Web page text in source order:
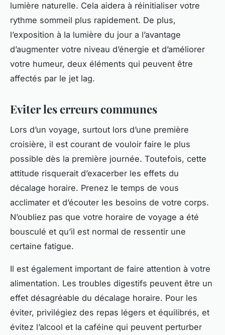
lumière naturelle. Cela aidera à réinitialiser votre
rythme sommeil plus rapidement. De plus,
l’exposition à la lumière du jour a l’avantage
d’augmenter votre niveau d’énergie et d’améliorer
votre humeur, deux éléments qui peuvent être
affectés par le jet lag.
Eviter les erreurs communes
Lors d’un voyage, surtout lors d’une première
croisière, il est courant de vouloir faire le plus
possible dès la première journée. Toutefois, cette
attitude risquerait d’exacerber les effets du
décalage horaire. Prenez le temps de vous
acclimater et d’écouter les besoins de votre corps.
N’oubliez pas que votre horaire de voyage a été
bousculé et qu’il est normal de ressentir une
certaine fatigue.
Il est également important de faire attention à votre
alimentation. Les troubles digestifs peuvent être un
effet désagréable du décalage horaire. Pour les
éviter, privilégiez des repas légers et équilibrés, et
évitez l’alcool et la caféine qui peuvent perturber